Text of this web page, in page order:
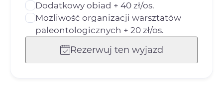
Dodatkowy obiad + 40 zł/os.
Możliwość organizacji warsztatów
paleontologicznych + 20 zł/os.
Rezerwuj ten wyjazd